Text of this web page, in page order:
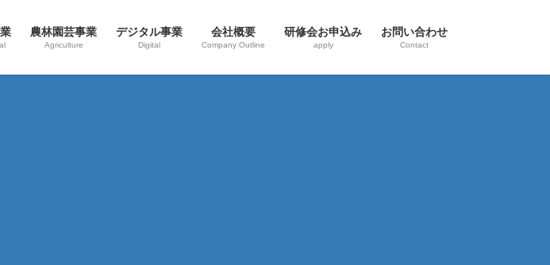
農林園芸事業
Agriculture
デジタル事業
Digital
会社概要
Company Outline
研修会お申込み
apply
お問い合わせ
Contact